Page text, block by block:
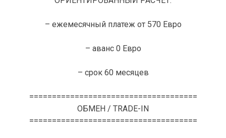
– ежемесячный платеж от 570 Евро
– аванс 0 Евро
– срок 60 месяцев
=====================================
ОБМЕН / TRADE-IN
=====================================